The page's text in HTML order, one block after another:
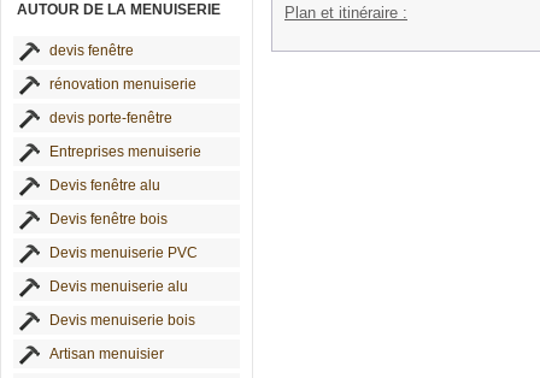
AUTOUR DE LA MENUISERIE
devis fenêtre
rénovation menuiserie
devis porte-fenêtre
Entreprises menuiserie
Devis fenêtre alu
Devis fenêtre bois
Devis menuiserie PVC
Devis menuiserie alu
Devis menuiserie bois
Artisan menuisier
Plan et itinéraire :